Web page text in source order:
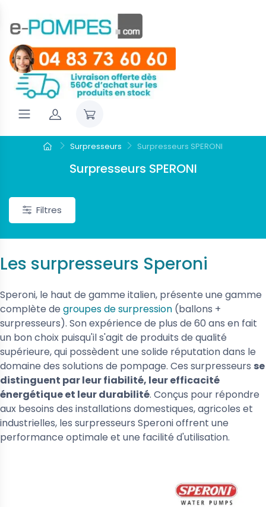
Surpresseurs Surpresseurs SPERONI
Surpresseurs SPERONI
Filtres
Les surpresseurs Speroni
Speroni, le haut de gamme italien, présente une gamme
complète de groupes de surpression (ballons +
surpresseurs). Son expérience de plus de 60 ans en fait
un bon choix puisqu'il s'agit de produits de qualité
supérieure, qui possèdent une solide réputation dans le
domaine des solutions de pompage. Ces surpresseurs se
distinguent par leur fiabilité, leur efficacité
énergétique et leur durabilité. Conçus pour répondre
aux besoins des installations domestiques, agricoles et
industrielles, les surpresseurs Speroni offrent une
performance optimale et une facilité d'utilisation.